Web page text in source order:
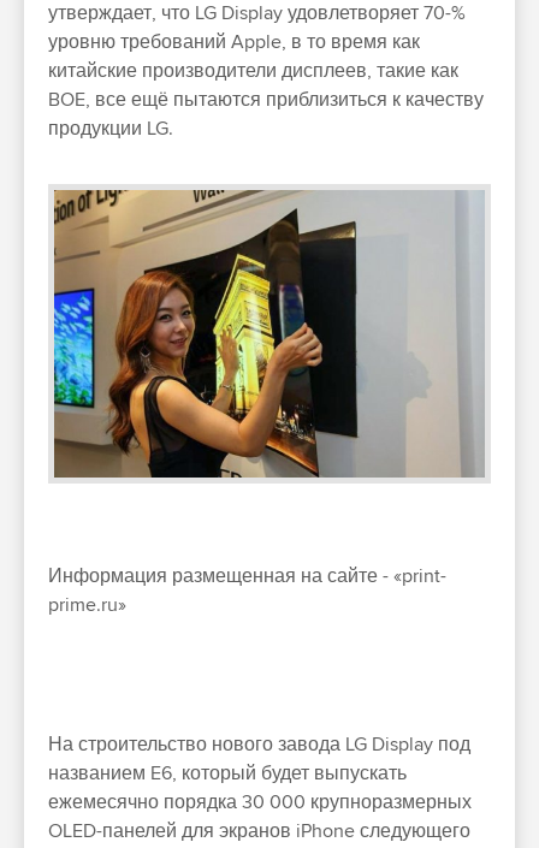
утверждает, что LG Display удовлетворяет 70-%
уровню требований Apple, в то время как
китайские производители дисплеев, такие как
BOE, все ещё пытаются приблизиться к качеству
продукции LG.
Информация размещенная на сайте - «print-
prime.ru»
На строительство нового завода LG Display под
названием E6, который будет выпускать
ежемесячно порядка 30 000 крупноразмерных
OLED-панелей для экранов iPhone следующего